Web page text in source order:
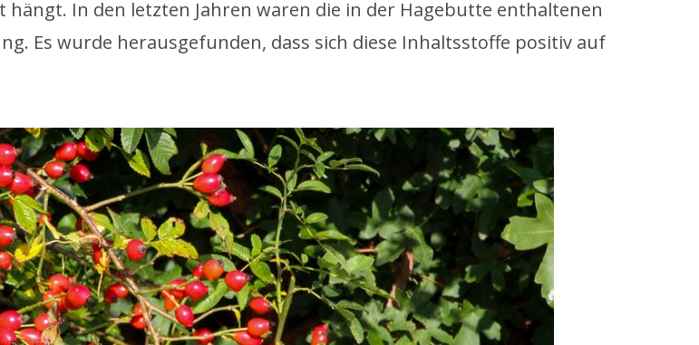
hängt. In den letzten Jahren waren die in der Hagebutte enthaltenen
Es wurde herausgefunden, dass sich diese Inhaltsstoffe positiv auf